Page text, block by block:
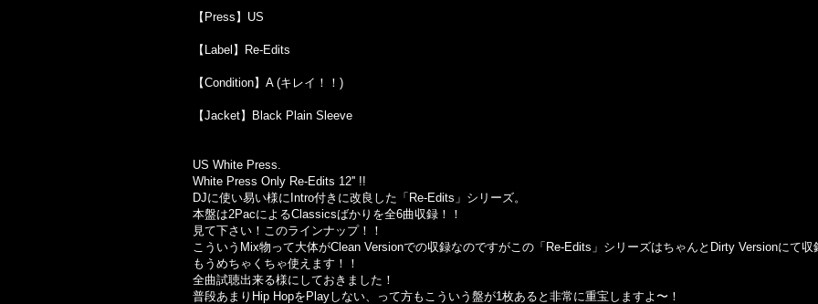
【Press】US
【Label】Re-Edits
【Condition】A (キレイ！！)
【Jacket】Black Plain Sleeve
US White Press.
White Press Only Re-Edits 12'' !!
DJに使い易い様にIntro付きに改良した「Re-Edits」シリーズ。
本盤は2PacによるClassicsばかりを全6曲収録！！
見て下さい！このラインナップ！！
こういうMix物って大体がClean Versionでの収録なのですがこの「Re-Edits」シリーズはちゃんとDirty Versionにて
もうめちゃくちゃ使えます！！
全曲試聴出来る様にしておきました！
普段あまりHip HopをPlayしない、って方もこういう盤が1枚あると非常に重宝しますよ〜！